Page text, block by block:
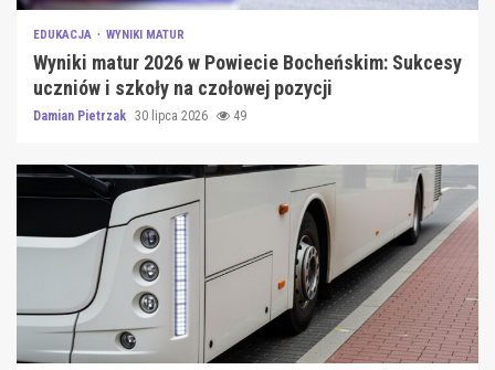
EDUKACJA WYNIKI MATUR
Wyniki matur 2026 w Powiecie Bocheńskim: Sukcesy
uczniów i szkoły na czołowej pozycji
Damian Pietrzak 30 lipca 2026 49